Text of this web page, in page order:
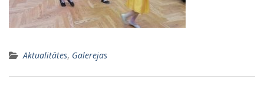
Aktualitātes, Galerejas